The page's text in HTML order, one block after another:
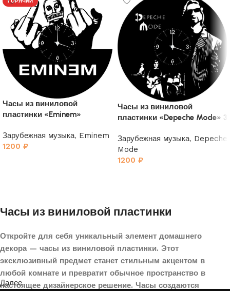
Часы из виниловой
пластинки «Eminem»
Зарубежная музыка, Eminem
1200 ₽
Часы из виниловой
пластинки «Depeche Mode» 3
Зарубежная музыка, Depeche
Mode
1200 ₽
Часы из виниловой пластинки
Откройте для себя уникальный элемент домашнего
декора — часы из виниловой пластинки. Этот
эксклюзивный предмет станет стильным акцентом в
любой комнате и превратит обычное пространство в
настоящее дизайнерское решение. Часы создаются
Далее